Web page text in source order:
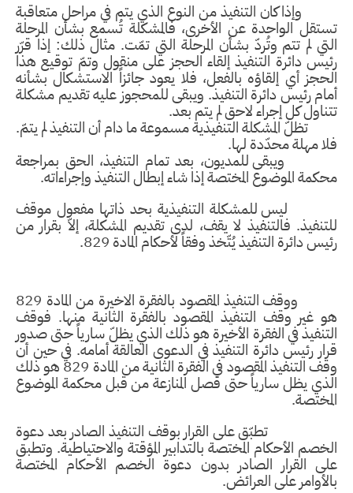
وإذا كان التنفيذ من النوع الذي يتم في مراحل متعاقبة
تستقل الواحدة عن الأخرى، فالمشكلة تُسمع بشأن المرحلة
التي لم تتم وتُردّ بشأن المرحلة التي تمّت. مثال ذلك: إذا قرّر
رئيس دائرة التنفيذ إلقاء الحجز على منقول وتمّ توقيع هذا
الحجز أي إلقاؤه بالفعل، فلا يعود جائزاً الاستشكال بشأنه
أمام رئيس دائرة التنفيذ. ويبقى للمحجوز عليه تقديم مشكلة
تتناول كل إجراء لاحق لم يتم بعد.
تظلّ المشكلة التنفيذية مسموعة ما دام أن التنفيذ لم يتمّ.
فلا مهلة محدّدة لها.
ويبقى للمديون، بعد تمام التنفيذ، الحق بمراجعة
محكمة الموضوع المختصة إذا شاء إبطال التنفيذ وإجراءاته.
ليس للمشكلة التنفيذية بحد ذاتها مفعول موقف
للتنفيذ. فالتنفيذ لا يقف، لدى تقديم المشكلة، إلاّ بقرار من
رئيس دائرة التنفيذ يُتّخذ وفقاً لأحكام المادة 829.
ووقف التنفيذ المقصود بالفقرة الاخيرة من المادة 829
هو غير وقف التنفيذ المقصود بالفقرة الثانية منها. فوقف
التنفيذ في الفقرة الأخيرة هو ذلك الذي يظلّ سارياً حتى صدور
قرار رئيس دائرة التنفيذ في الدعوى العالقة أمامه. في حين أن
وقف التنفيذ المقصود في الفقرة الثانية من المادة 829 هو ذلك
الذي يظل سارياً حتى فصل المنازعة من قبل محكمة الموضوع
المختصة.
تطبّق على القرار بوقف التنفيذ الصادر بعد دعوة
الخصم الأحكام المختصة بالتدابير المؤقتة والاحتياطية. وتطبق
على القرار الصادر بدون دعوة الخصم الأحكام المختصة
بالأوامر على العرائض.